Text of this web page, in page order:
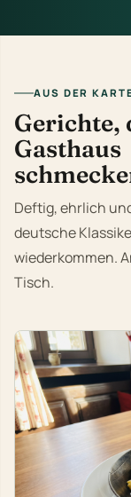
AUS DER
Gerichte,
Gasthaus
Deftig, ehrlich
deutsche
wiederkommen.
Tisch.